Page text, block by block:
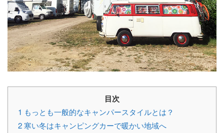
目次
1 もっとも一般的なキャンパースタイルとは？
2 寒い冬はキャンピングカーで暖かい地域へ